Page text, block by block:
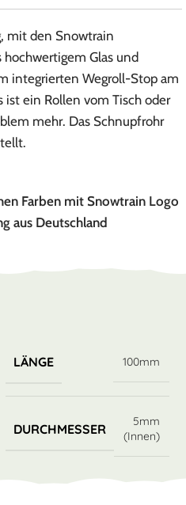
mit den Snowtrain
Glas und
integrierten Wegroll-Stop am
ist ein Rollen vom Tisch oder
mehr. Das Schnupfrohr
Farben mit Snowtrain Logo
aus Deutschland
LÄNGE 100mm
DURCHMESSER
5mm
(Innen)